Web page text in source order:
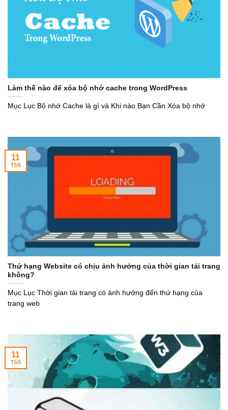
Làm thế nào để xóa bộ nhớ cache trong WordPress
Mục Lục Bộ nhớ Cache là gì và Khi nào Bạn Cần Xóa bộ nhớ
Thứ hạng Website có chịu ảnh hưởng của thời gian tải trang
không?
Mục Lục Thời gian tải trang có ảnh hưởng đến thứ hạng của
trang web
11
Th5
11
Th5